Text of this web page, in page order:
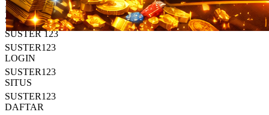
Read
13
Reviews.
Tautan
halaman
yang
sama.
HT OFFICIAL
SUSTER123
SUSTER 123
SUSTER123
LOGIN
SUSTER123
SITUS
SUSTER123
DAFTAR